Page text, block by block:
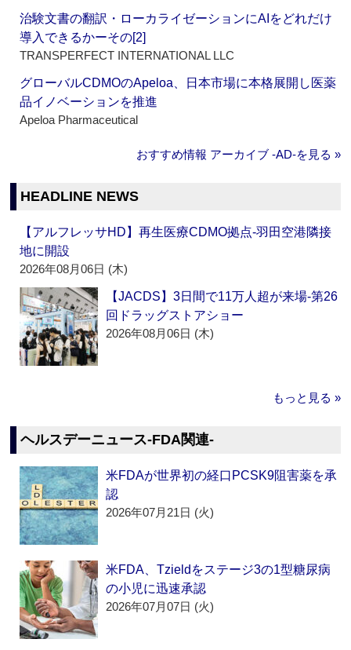
治験文書の翻訳・ローカライゼーションにAIをどれだけ
導入できるかーその[2]
TRANSPERFECT INTERNATIONAL LLC
グローバルCDMOのApeloa、日本市場に本格展開し医薬
品イノベーションを推進
Apeloa Pharmaceutical
おすすめ情報 アーカイブ ‐AD‐を見る »
HEADLINE NEWS
【アルフレッサHD】再生医療CDMO拠点‐羽田空港隣接
地に開設
2026年08月06日 (木)
【JACDS】3日間で11万人超が来場‐第26
回ドラッグストアショー
2026年08月06日 (木)
もっと見る »
ヘルスデーニュース‐FDA関連‐
米FDAが世界初の経口PCSK9阻害薬を承
認
2026年07月21日 (火)
米FDA、Tzieldをステージ3の1型糖尿病
の小児に迅速承認
2026年07月07日 (火)